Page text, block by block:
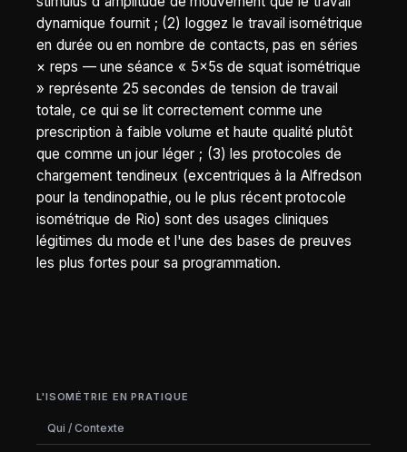
dynamique fournit ; (2) loggez le travail isométrique
en durée ou en nombre de contacts, pas en séries
× reps — une séance « 5×5s de squat isométrique
» représente 25 secondes de tension de travail
totale, ce qui se lit correctement comme une
prescription à faible volume et haute qualité plutôt
que comme un jour léger ; (3) les protocoles de
chargement tendineux (excentriques à la Alfredson
pour la tendinopathie, ou le plus récent protocole
isométrique de Rio) sont des usages cliniques
légitimes du mode et l'une des bases de preuves
les plus fortes pour sa programmation.
L'ISOMÉTRIE EN PRATIQUE
Qui / Contexte